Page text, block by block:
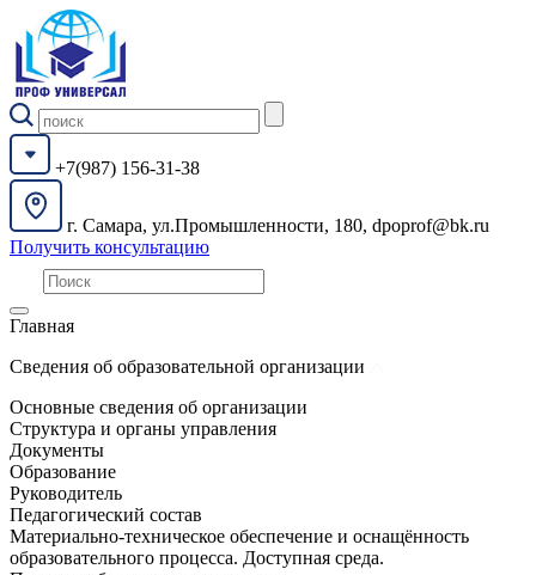
+7(987) 156-31-38
г. Самара, ул.Промышленности, 180, dpoprof@bk.ru
Получить консультацию
Главная
Сведения об образовательной организации
Основные сведения об организации
Структура и органы управления
Документы
Образование
Руководитель
Педагогический состав
Материально-техническое обеспечение и оснащённость
образовательного процесса. Доступная среда.